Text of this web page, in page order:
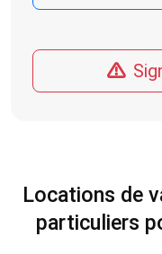
Locations de
particuliers